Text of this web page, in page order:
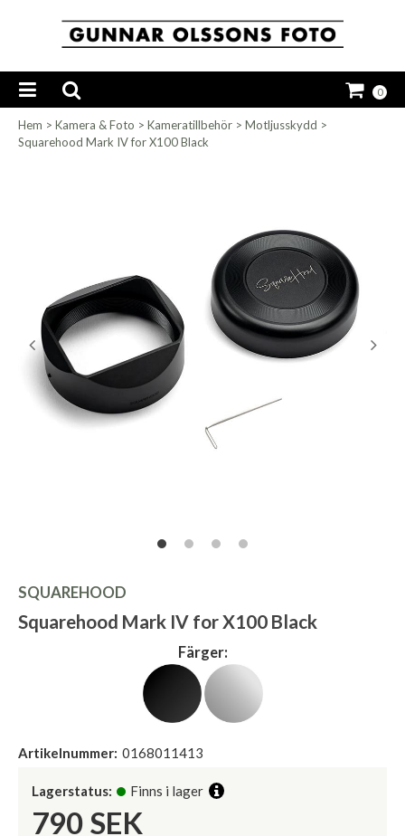
0
Hem > Kamera & Foto > Kameratillbehör > Motljusskydd >
Squarehood Mark IV for X100 Black
SQUAREHOOD
Squarehood Mark IV for X100 Black
Färger:
Artikelnummer: 0168011413
Lagerstatus: Finns i lager
790 SEK